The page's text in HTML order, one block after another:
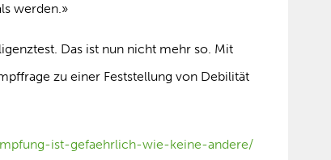
werden.»
Das ist nun nicht mehr so. Mit
zu einer Feststellung von Debilität
ist-gefaehrlich-wie-keine-andere/